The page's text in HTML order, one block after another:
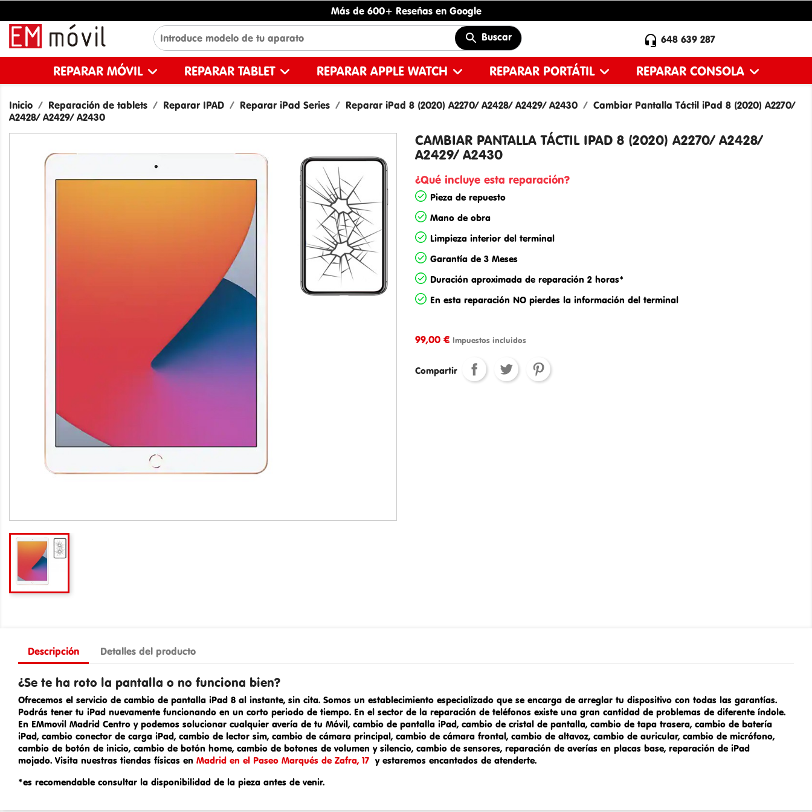
Más de 600+ Reseñas en Google
Buscar  648 639 287
REPARAR MÓVIL REPARAR TABLET REPARAR APPLE WATCH REPARAR PORTÁTIL REPARAR CONSOLA
Inicio Reparación de tablets Reparar IPAD Reparar iPad Series Reparar iPad 8 (2020) A2270/ A2428/ A2429/ A2430
Cambiar Pantalla Táctil iPad 8 (2020) A2270/
A2428/ A2429/ A2430
CAMBIAR PANTALLA TÁCTIL IPAD 8 (2020) A2270/ A2428/
A2429/ A2430
¿Qué incluye esta reparación?
Pieza de repuesto
Mano de obra
Limpieza interior del terminal
Garantía de 3 Meses
Duración aproximada de reparación 2 horas*
En esta reparación NO pierdes la información del terminal
99,00 € Impuestos incluidos
Compartir
Descripción Detalles del producto
¿Se te ha roto la pantalla o no funciona bien?
Ofrecemos el servicio de cambio de pantalla iPad 8 al instante, sin cita. Somos un establecimiento especializado que se encarga de arreglar tu dispositivo con todas las garantías.
Podrás tener tu iPad nuevamente funcionando en un corto periodo de tiempo. En el sector de la reparación de teléfonos existe una gran cantidad de problemas de diferente índole.
En EMmovil Madrid Centro y podemos solucionar cualquier avería de tu Móvil, cambio de pantalla iPad, cambio de cristal de pantalla, cambio de tapa trasera, cambio de batería
iPad, cambio conector de carga iPad, cambio de lector sim, cambio de cámara principal, cambio de cámara frontal, cambio de altavoz, cambio de auricular, cambio de micrófono,
cambio de botón de inicio, cambio de botón home, cambio de botones de volumen y silencio, cambio de sensores, reparación de averías en placas base, reparación de iPad
mojado.Visita nuestras tiendas físicas en Madrid en el Paseo Marqués de Zafra, 17 y estaremos encantados de atenderte.
*es recomendable consultar la disponibilidad de la pieza antes de venir.